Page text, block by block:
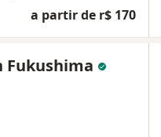
a partir de r$ 170
Fukushima